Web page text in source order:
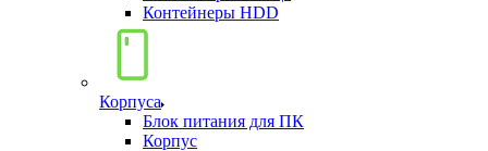
Контейнеры HDD
Корпуса
Блок питания для ПК
Корпус